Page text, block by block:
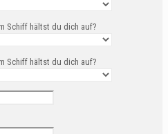
Schiff hältst du dich auf?
Schiff hältst du dich auf?